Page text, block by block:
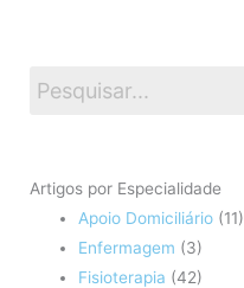
Artigos por Especialidade
Apoio Domiciliário (11)
Enfermagem (3)
Fisioterapia (42)